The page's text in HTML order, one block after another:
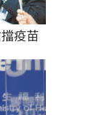
疫苗